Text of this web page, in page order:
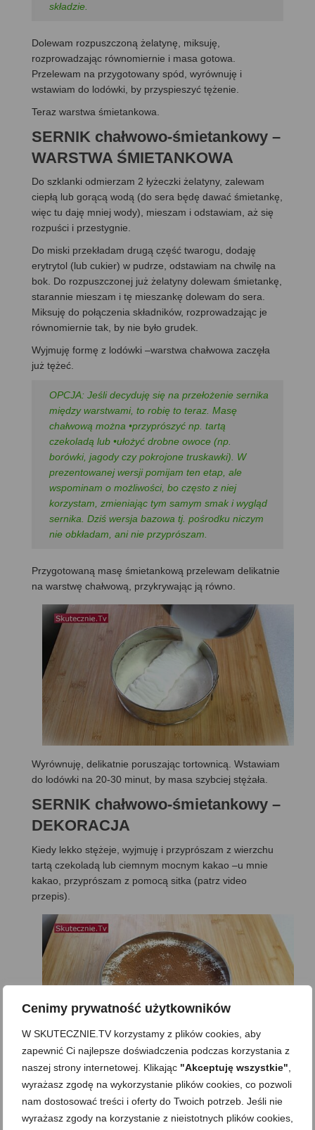
Cenimy prywatność użytkowników
W SKUTECZNIE.TV korzystamy z plików cookies, aby
zapewnić Ci najlepsze doświadczenia podczas korzystania z
naszej strony internetowej. Klikając "Akceptuję wszystkie"
wyrażasz zgodę na wykorzystanie plików cookies, co pozwoli
nam dostosować treści i oferty do Twoich potrzeb. Jeśli nie
wyrażasz zgody na korzystanie z nieistotnych plików cookies,
składzie.
Dolewam rozpuszczoną żelatynę, miksuję,
rozprowadzając równomiernie i masa gotowa.
Przelewam na przygotowany spód, wyrównuję i
wstawiam do lodówki, by przyspieszyć tężenie.
Teraz warstwa śmietankowa.
SERNIK chałwowo-śmietankowy –
WARSTWA ŚMIETANKOWA
Do szklanki odmierzam 2 łyżeczki żelatyny, zalewam
ciepłą lub gorącą wodą (do sera będę dawać śmietankę,
więc tu daję mniej wody), mieszam i odstawiam, aż się
rozpuści i przestygnie.
Do miski przekładam drugą część twarogu, dodaję
erytrytol (lub cukier) w pudrze, odstawiam na chwilę na
bok. Do rozpuszczonej już żelatyny dolewam śmietankę,
starannie mieszam i tę mieszankę dolewam do sera.
Miksuję do połączenia składników, rozprowadzając je
równomiernie tak, by nie było grudek.
Wyjmuję formę z lodówki –warstwa chałwowa zaczęła
już tężeć.
OPCJA: Jeśli decyduję się na przełożenie sernika
między warstwami, to robię to teraz. Masę
chałwową można •przyprószyć np. tartą
czekoladą lub •ułożyć drobne owoce (np.
borówki, jagody czy pokrojone truskawki). W
prezentowanej wersji pomijam ten etap, ale
wspominam o możliwości, bo często z niej
korzystam, zmieniając tym samym smak i wygląd
sernika. Dziś wersja bazowa tj. pośrodku niczym
nie obkładam, ani nie przyprószam.
Przygotowaną masę śmietankową przelewam delikatnie
na warstwę chałwową, przykrywając ją równo.
Wyrównuję, delikatnie poruszając tortownicą. Wstawiam
do lodówki na 20-30 minut, by masa szybciej stężała.
SERNIK chałwowo-śmietankowy –
DEKORACJA
Kiedy lekko stężeje, wyjmuję i przyprószam z wierzchu
tartą czekoladą lub ciemnym mocnym kakao –u mnie
kakao, przyprószam z pomocą sitka (patrz video
przepis).
Gotowe przykrywam i wstawiam do lodówki do
schłodzenia na ok. 2 godziny, spokojnie można też na
noc.